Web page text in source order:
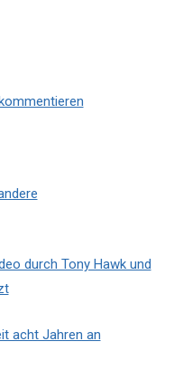
durch Tony Hawk und
acht Jahren an